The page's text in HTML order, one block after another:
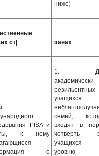
ниже)
ст|
эанах
PISA и
к нему
о
1.
академически
резильентных
учащихся
семей,
входят в
четверть
учащихся
уровню